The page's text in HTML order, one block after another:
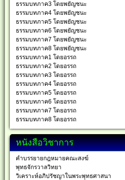
ธรรมบทภาค3 โดยพยัญชนะ
ธรรมบทภาค4 โดยพยัญชนะ
ธรรมบทภาค5 โดยพยัญชนะ
ธรรมบทภาค6 โดยพยัญชนะ
ธรรมบทภาค7 โดยพยัญชนะ
ธรรมบทภาค8 โดยพยัญชนะ
ธรรมบทภาค1 โดยอรรถ
ธรรมบทภาค2 โดยอรรถ
ธรรมบทภาค3 โดยอรรถ
ธรรมบทภาค4 โดยอรรถ
ธรรมบทภาค5 โดยอรรถ
ธรรมบทภาค6 โดยอรรถ
ธรรมบทภาค7 โดยอรรถ
ธรรมบทภาค8 โดยอรรถ
หนังสือวิชาการ
คำบรรยายกฎหมายคณะสงฆ์
พุทธจักรวาลวิทยา
วิเคราะห์อภิปรัชญาในพระพุทธศาสนา